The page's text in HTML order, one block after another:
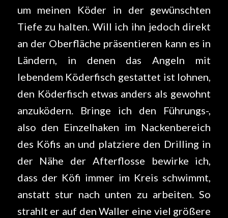
um meinen Köder in der gewünschten
Tiefe zu halten. Will ich ihn jedoch direkt
an der Oberfläche präsentieren kann es in
Ländern, in denen das Angeln mit
lebendem Köderfisch gestattet ist lohnen,
den Köderfisch etwas anders als gewohnt
anzuködern. Bringe ich den Führungs-,
also den Einzelhaken im Nackenbereich
des Köfis an und platziere den Drilling in
der Nähe der Afterflosse bewirke ich,
dass der Köfi immer im Kreis schwimmt,
anstatt stur nach unten zu arbeiten. So
strahlt er auf den Waller eine viel größere